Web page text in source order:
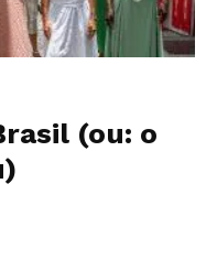
(ou: o